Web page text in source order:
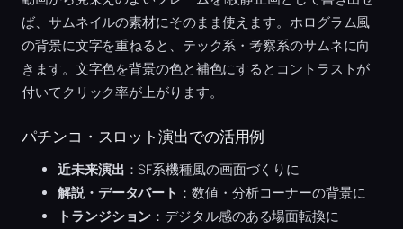
ば、サムネイルの素材にそのまま使えます。ホログラム風
の背景に文字を重ねると、テック系・考察系のサムネに向
きます。文字色を背景の色と補色にするとコントラストが
付いてクリック率が上がります。
パチンコ・スロット演出での活用例
近未来演出 ：SF系機種風の画面づくりに
解説・データパート ：数値・分析コーナーの背景に
トランジション ：デジタル感のある場面転換に